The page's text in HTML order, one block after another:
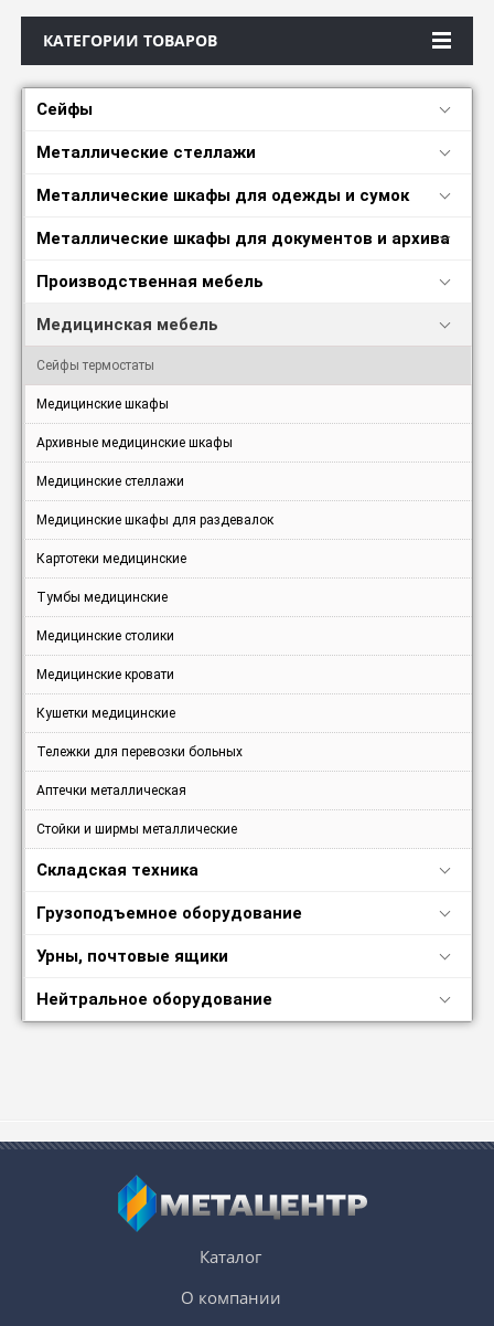
КАТЕГОРИИ ТОВАРОВ
Сейфы
Металлические стеллажи
Металлические шкафы для одежды и сумок
Металлические шкафы для документов и архива
Производственная мебель
Медицинская мебель
Сейфы термостаты
Медицинские шкафы
Архивные медицинские шкафы
Медицинские стеллажи
Медицинские шкафы для раздевалок
Картотеки медицинские
Тумбы медицинские
Медицинские столики
Медицинские кровати
Кушетки медицинские
Тележки для перевозки больных
Аптечки металлическая
Стойки и ширмы металлические
Складская техника
Грузоподъемное оборудование
Урны, почтовые ящики
Нейтральное оборудование
Каталог
О компании